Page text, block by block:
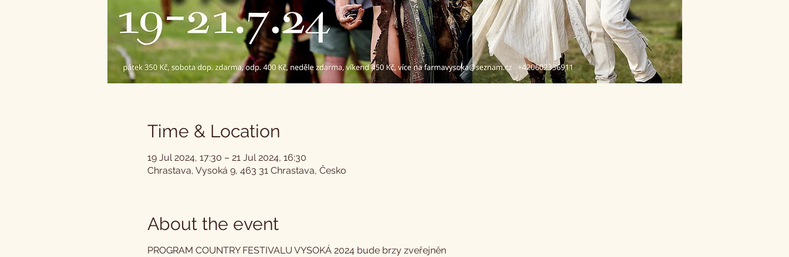
Time & Location
19 Jul 2024, 17:30 – 21 Jul 2024, 16:30
Chrastava, Vysoká 9, 463 31 Chrastava, Česko
About the event
PROGRAM COUNTRY FESTIVALU VYSOKÁ 2024 bude brzy zveřejněn